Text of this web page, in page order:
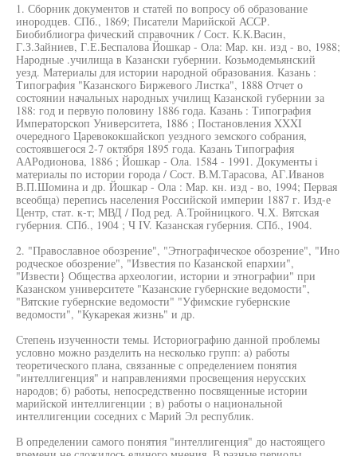
1. Сборник документов и статей по вопросу об образование
инородцев. СПб., 1869; Писатели Марийской АССР.
Биобиблиогра фический справочник / Сост. К.К.Васин,
Г.З.Зайниев, Г.Е.Беспалова Йошкар - Ола: Map. кн. изд - во, 1988;
Народные .училища в Казански губернии. Козьмодемьянский
уезд. Материалы для истории народной образования. Казань :
Типография "Казанского Биржевого Листка", 1888 Отчет о
состоянии начальных народных училищ Казанской губернии за
188: год и первую половину 1886 года. Казань : Типография
Императорскоп Университета, 1886 ; Постановления XXXI
очередного Царевококшайскоп уездного земского собрания,
состоявшегося 2-7 октября 1895 года. Казань Типография
ААРодионова, 1886 ; Йошкар - Ола. 1584 - 1991. Документы i
материалы по истории города / Сост. В.М.Тарасова, АГ.Иванов
В.П.Шомина и др. Йошкар - Ола : Map. кн. изд - во, 1994; Первая
всеобща) перепись населения Российской империи 1887 г. Изд-е
Центр, стат. к-т; МВД / Под ред. А.Тройницкого. Ч.Х. Вятская
губерния. СПб., 1904 ; Ч IV. Казанская губерния. СПб., 1904.
2. "Православное обозрение", "Этнографическое обозрение", "Ино
родческое обозрение", "Известия по Казанской епархии",
"Извести} Общества археологии, истории и этнографии" при
Казанском университете "Казанские губернские ведомости",
"Вятские губернские ведомости" "Уфимские губернские
ведомости", "Кукарекая жизнь" и др.
Степень изученности темы. Историографию данной проблемы
условно можно разделить на несколько групп: а) работы
теоретического плана, связанные с определением понятия
"интеллигенция" и направлениями просвещения нерусских
народов; б) работы, непосредственно посвященные истории
марийской интеллигенции ; в) работы о национальной
интеллигенции соседних с Марий Эл республик.
В определении самого понятия "интеллигенция" до настоящего